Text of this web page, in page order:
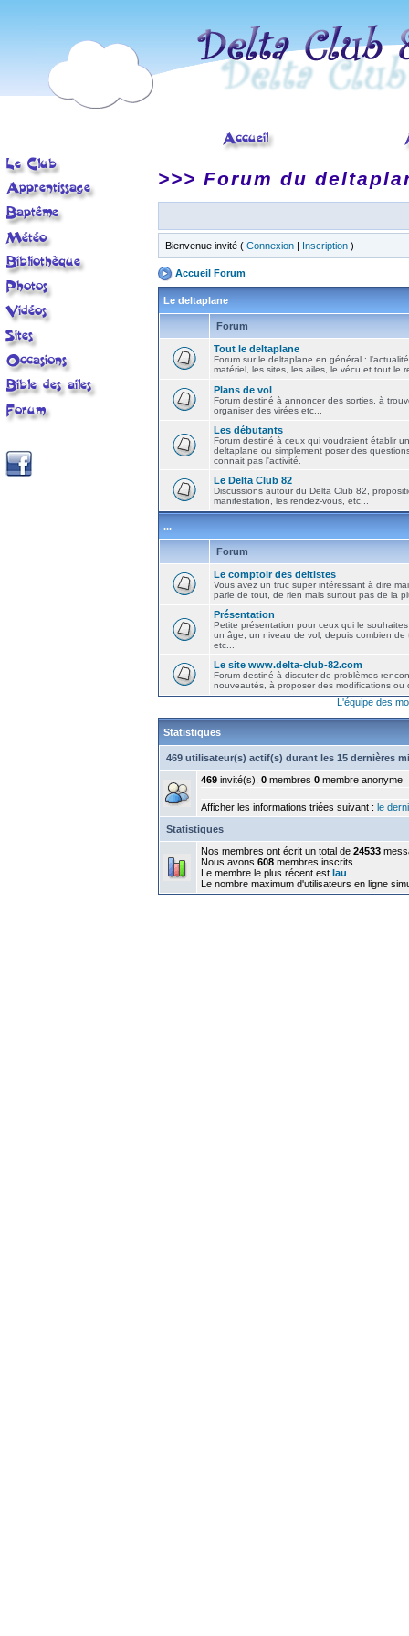
>>> Forum du
Bienvenue invité ( Connexion | Inscription )
Accueil Forum
Le deltaplane
Forum
Tout le deltaplane
Forum sur le deltaplane en général :
matériel, les sites, les ailes, le vécu et tout le
Plans de vol
Forum destiné à annoncer des sorties, à
organiser des virées etc...
Les débutants
Forum destiné à ceux qui voudraient établir
deltaplane ou simplement poser des
connait pas l'activité.
Le Delta Club 82
Discussions autour du Delta Club 82,
manifestation, les rendez-vous, etc...
...
Forum
Le comptoir des deltistes
Vous avez un truc super intéressant à dire
parle de tout, de rien mais surtout pas de la
Présentation
Petite présentation pour ceux qui le
un âge, un niveau de vol, depuis combien de
etc...
Le site www.delta-club-82.com
Forum destiné à discuter de problèmes
nouveautés, à proposer des modifications ou
L'équipe des
Statistiques
469 utilisateur(s) actif(s) durant les 15 dernières
469 invité(s), 0 membres 0 membre anonyme
Afficher les informations triées suivant : le
Statistiques
Nos membres ont écrit un total de 24533
Nous avons 608 membres inscrits
Le membre le plus récent est lau
Le nombre maximum d'utilisateurs en ligne